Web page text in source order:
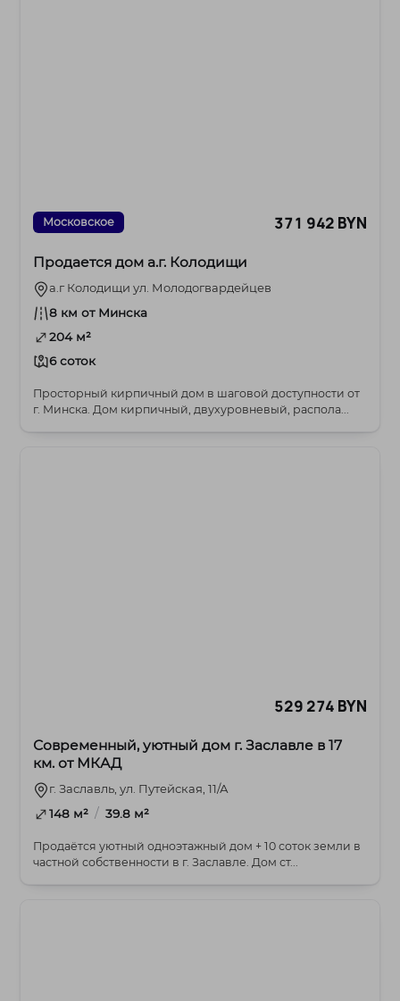
Московское 371 942 BYN
Продается дом а.г. Колодищи
а.г Колодищи ул. Молодогвардейцев
8 км от Минска
204 м²
6 соток
Просторный кирпичный дом в шаговой доступности от
г. Минска. Дом кирпичный, двухуровневый, распола...
529 274 BYN
Современный, уютный дом г. Заславле в 17
км. от МКАД
г. Заславль, ул. Путейская, 11/А
148 м² / 39.8 м²
Продаётся уютный одноэтажный дом + 10 соток земли в
частной собственности в г. Заславле. Дом ст...